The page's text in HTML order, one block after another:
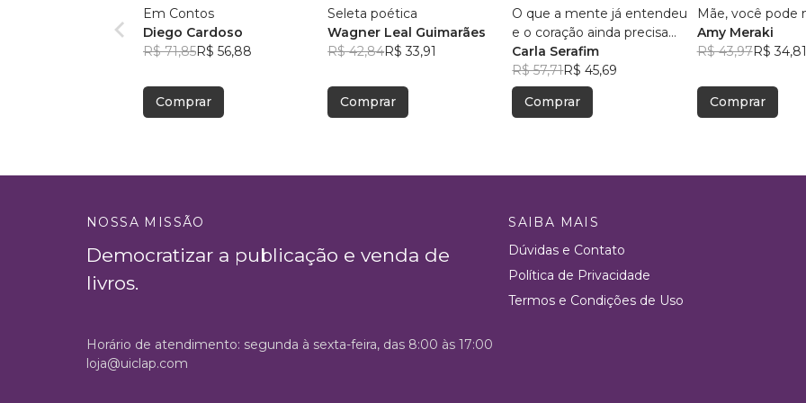
Em Contos
Diego Cardoso
R$ 71,85R$ 56,88
Comprar
Seleta poética
Wagner Leal Guimarães
R$ 42,84R$ 33,91
Comprar
O que a mente já entendeu
e o coração ainda precisa
aceitar
Carla Serafim
R$ 57,71R$ 45,69
Comprar
Mãe, você pode
Amy Meraki
R$ 43,97R$ 34,81
Comprar
NOSSA MISSÃO
Democratizar a publicação e venda de
livros.
SAIBA MAIS
Dúvidas e Contato
Política de Privacidade
Termos e Condições de Uso
Horário de atendimento: segunda à sexta-feira, das 8:00 às 17:00
loja@uiclap.com